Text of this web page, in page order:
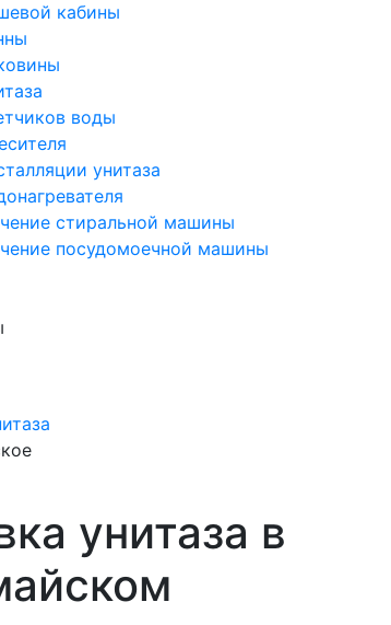
кабины
воды
унитаза
стиральной машины
посудомоечной машины
унитаза в